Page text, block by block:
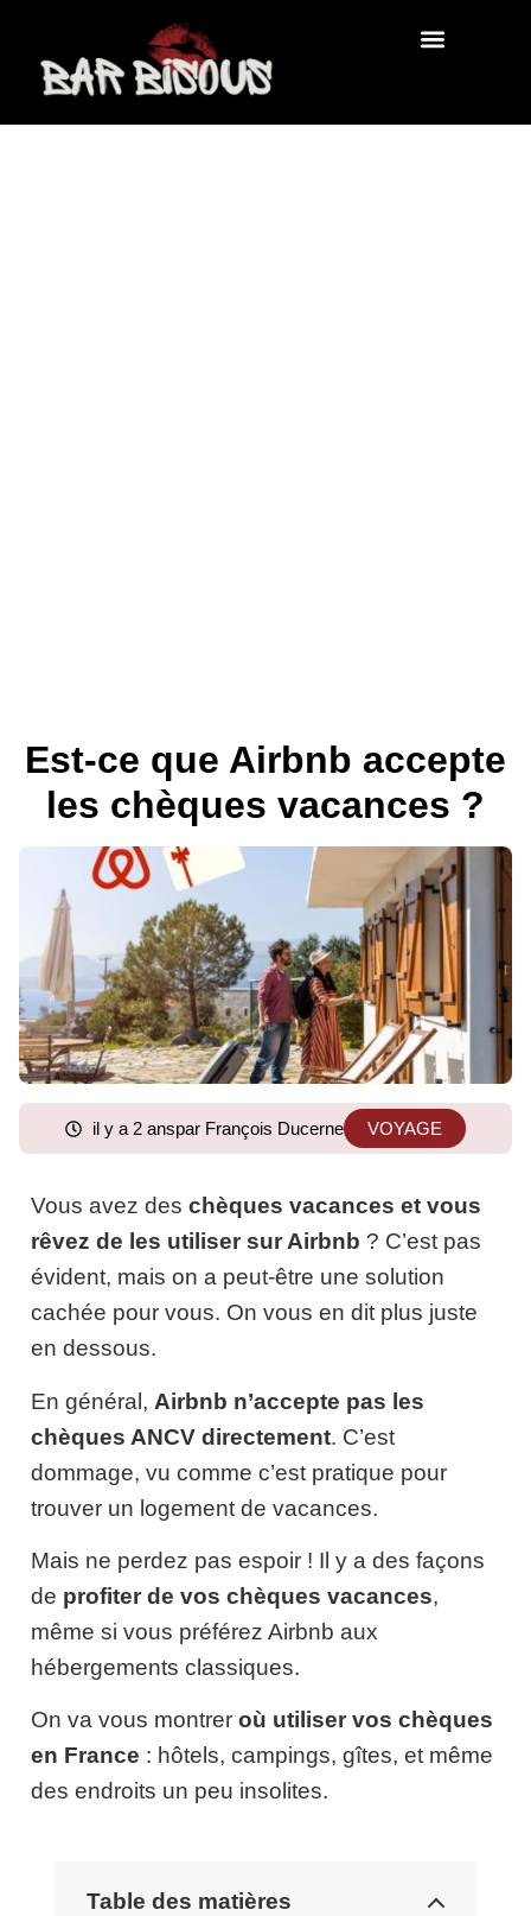
Est-ce que Airbnb accepte
les chèques vacances ?
il y a 2 anspar François Ducerne VOYAGE
Vous avez des chèques vacances et vous
rêvez de les utiliser sur Airbnb ? C’est pas
évident, mais on a peut-être une solution
cachée pour vous. On vous en dit plus juste
en dessous.
En général, Airbnb n’accepte pas les
chèques ANCV directement. C’est
dommage, vu comme c’est pratique pour
trouver un logement de vacances.
Mais ne perdez pas espoir ! Il y a des façons
de profiter de vos chèques vacances,
même si vous préférez Airbnb aux
hébergements classiques.
On va vous montrer où utiliser vos chèques
en France : hôtels, campings, gîtes, et même
des endroits un peu insolites.
Table des matières